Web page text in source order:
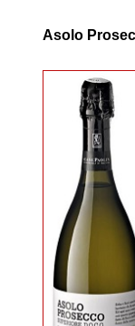
Asolo